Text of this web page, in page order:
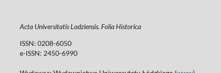
Acta Universitatis Lodziensis. Folia Historica
ISSN: 0208-6050
e-ISSN: 2450-6990